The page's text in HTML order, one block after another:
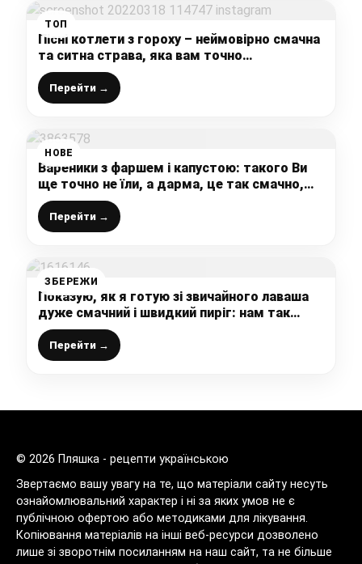
ТОП
Пісні котлети з гороху – неймовірно смачна
та ситна страва, яка вам точно
сподобається
Перейти →
НОВЕ
Вареники з фаршем і капустою: такого Ви
ще точно не їли, а дарма, це так смачно,
що не передати словами – поєднання
просто супер
Перейти →
ЗБЕРЕЖИ
Показую, як я готую зі звичайного лаваша
дуже смачний і швидкий пиріг: нам так
сподобався, що став вже улюбленим
Перейти →
© 2026 Пляшка - рецепти українською
Звертаємо вашу увагу на те, що матеріали сайту несуть
ознайомлювальний характер і ні за яких умов не є
публічною офертою або методиками для лікування.
Копіювання матеріалів на інші веб-ресурси дозволено
лише зі зворотнім посиланням на наш сайт, та не більше